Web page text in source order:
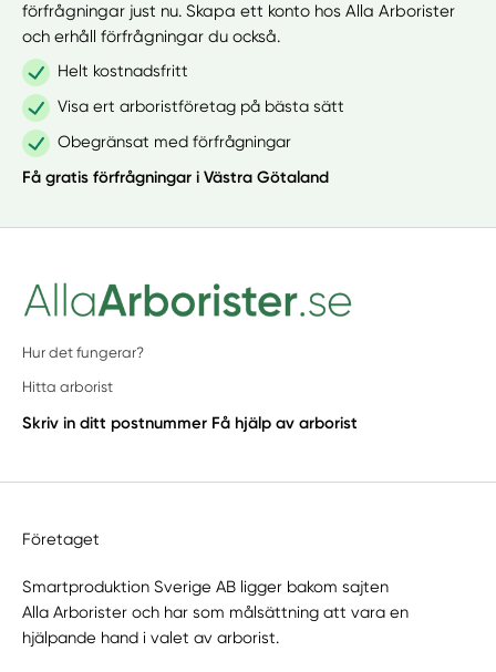
förfrågningar just nu. Skapa ett konto hos Alla Arborister
och erhåll förfrågningar du också.
Helt kostnadsfritt
Visa ert arboristföretag på bästa sätt
Obegränsat med förfrågningar
Få gratis förfrågningar i Västra Götaland
Hur det fungerar?
Hitta arborist
Skriv in ditt postnummer Få hjälp av arborist
Företaget
Smartproduktion Sverige AB ligger bakom sajten
Alla Arborister och har som målsättning att vara en
hjälpande hand i valet av arborist.